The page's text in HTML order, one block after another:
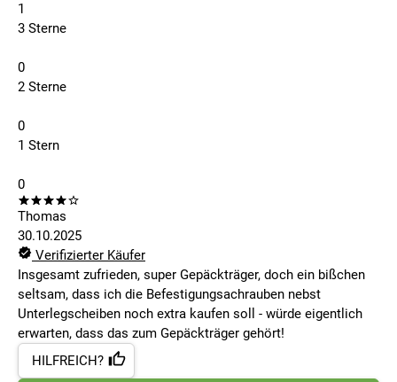
1
3 Sterne
0
2 Sterne
0
1 Stern
0
Thomas
30.10.2025
Verifizierter Käufer
Insgesamt zufrieden, super Gepäckträger, doch ein bißchen
seltsam, dass ich die Befestigungsachrauben nebst
Unterlegscheiben noch extra kaufen soll - würde eigentlich
erwarten, dass das zum Gepäckträger gehört!
HILFREICH?